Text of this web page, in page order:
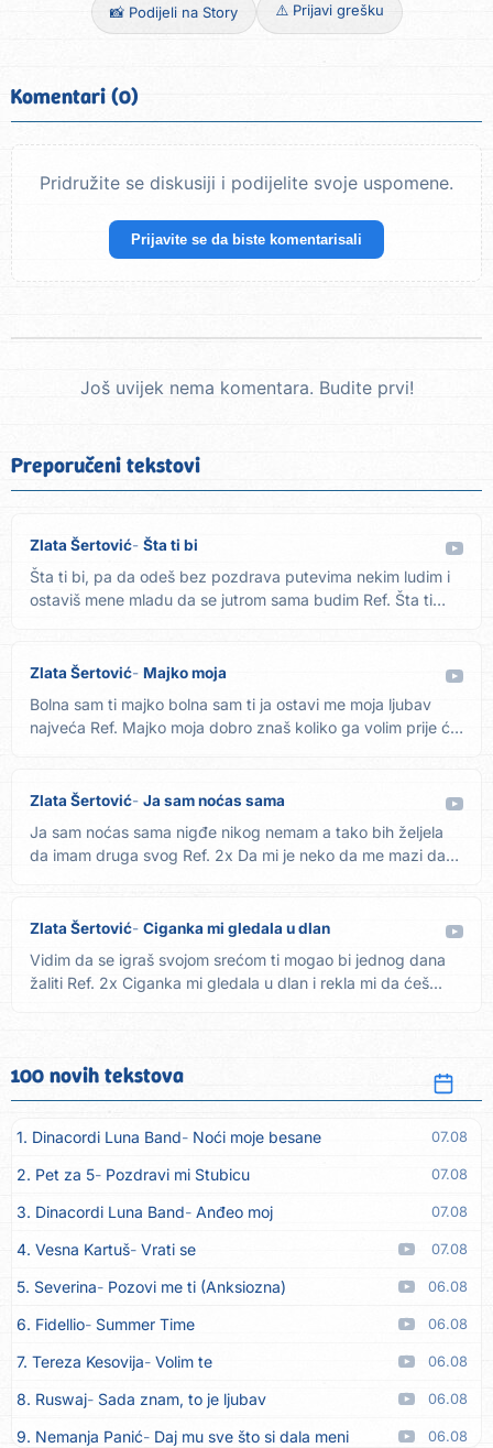
📸 Podijeli na Story ⚠️ Prijavi grešku
Komentari (0)
Pridružite se diskusiji i podijelite svoje uspomene.
Prijavite se da biste komentarisali
Još uvijek nema komentara. Budite prvi!
Preporučeni tekstovi
Zlata Šertović Šta ti bi
Šta ti bi, pa da odeš bez pozdrava putevima nekim ludim i
ostaviš mene mladu da se jutrom sama budim Ref. Šta ti
Zlata Šertović Majko moja
Bolna sam ti majko bolna sam ti ja ostavi me moja ljubav
najveća Ref. Majko moja dobro znaš koliko ga volim prije ću
Zlata Šertović Ja sam noćas sama
Ja sam noćas sama nigđe nikog nemam a tako bih željela
da imam druga svog Ref. 2x Da mi je neko da me mazi da
Zlata Šertović Ciganka mi gledala u dlan
Vidim da se igraš svojom srećom ti mogao bi jednog dana
žaliti Ref. 2x Ciganka mi gledala u dlan i rekla mi da ćeš...
100 novih tekstova
1. Dinacordi Luna Band Noći moje besane 07.08
2. Pet za 5 Pozdravi mi Stubicu 07.08
3. Dinacordi Luna Band Anđeo moj 07.08
4. Vesna Kartuš Vrati se 07.08
5. Severina Pozovi me ti (Anksiozna) 06.08
6. Fidellio Summer Time 06.08
7. Tereza Kesovija Volim te 06.08
8. Ruswaj Sada znam, to je ljubav 06.08
9. Nemanja Panić Daj mu sve što si dala meni 06.08